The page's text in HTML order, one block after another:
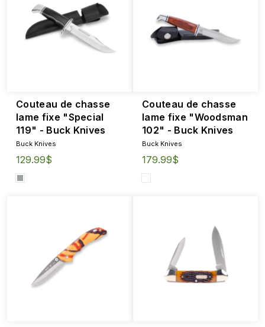
Couteau de chasse
lame fixe "Special
119" - Buck Knives
Buck Knives
129.99$
Couteau de chasse
lame fixe "Woodsman
102" - Buck Knives
Buck Knives
179.99$